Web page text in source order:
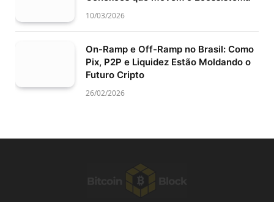
10/03/2026
On-Ramp e Off-Ramp no Brasil: Como
Pix, P2P e Liquidez Estão Moldando o
Futuro Cripto
26/02/2026